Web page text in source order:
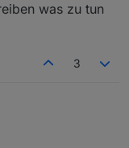
was zu tun
3